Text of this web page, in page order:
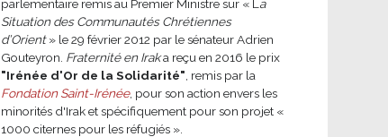
parlementaire remis au Premier Ministre sur « L a
Situation des Communautés Chrétiennes
d’Orient» le 29 février 2012 par le sénateur Adrien
Gouteyron. Fraternité en Iraka reçu en 2016 le prix
"Irénée d'Or de la Solidarité" , remis par la
Fondation Saint-Irénée, pour son action envers les
minorités d'Irak et spécifiquement pour son projet «
1000 citernes pour les réfugiés ».